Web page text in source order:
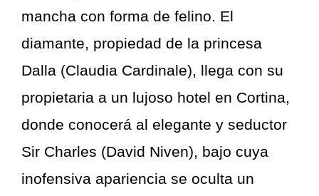
mancha con forma de felino. El
diamante, propiedad de la princesa
Dalla (Claudia Cardinale), llega con su
propietaria a un lujoso hotel en Cortina,
donde conocerá al elegante y seductor
Sir Charles (David Niven), bajo cuya
inofensiva apariencia se oculta un